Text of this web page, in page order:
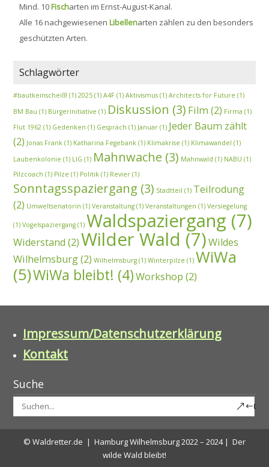
Mind. 10Fischarten im Ernst-August-Kanal.
Alle 16 nachgewiesenen Libellenarten zählen zu den besonders
geschützten Arten.
Schlagwörter
#bautkeinscheiß! (1) 2025 (1) A4F (1) Aktivismus (1) Architects for Future (1)
BM Bau (1) Bürgerinitiative (1) Diskussion (3) Film (2) Firma (1)
Flut 1962 (1) Gedenken (1) Gespräch (1) Januar (1) Jeder Baum zählt
(2) Jonas Frank (1) Katharina Fegebank (1) Klimakrise (1) Klimawandel (1)
Laubenkolonie (1) LIG (1) Mahnwache (3) Mahnwald (1) NABU (1)
Pilzcoach (1) Pilze (1) Politik (1) Revier (1)
Sonntagsspaziergang (3) Stadtteil (1) Teilrodung
(2) Umweltsenatorin (1) Veranstaltung (1) Veranstaltungen (1) Versiegelung
(1) Vogelspaziergang (1) Waldspaziergang (7)
Widerstand (2) Wilder Wald (7) Wildes
Wilhelmsburg(2) Wilhelmsburg (1) Winterpilze (1) WiWa
(5)WiWa bleibt! (4) Workshop (2)
Impressum/Datenschutzerklärung
Kontakt
Suche
© Waldretter.de | Hamburg Wilhelmsburg 2022 – 2024 | Der
wilde Wald bleibt!